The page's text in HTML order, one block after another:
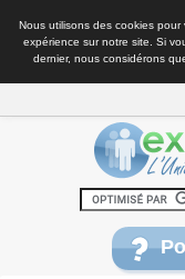
Nous utilisons des cookies pour
expérience sur notre site. Si
dernier, nous considérons